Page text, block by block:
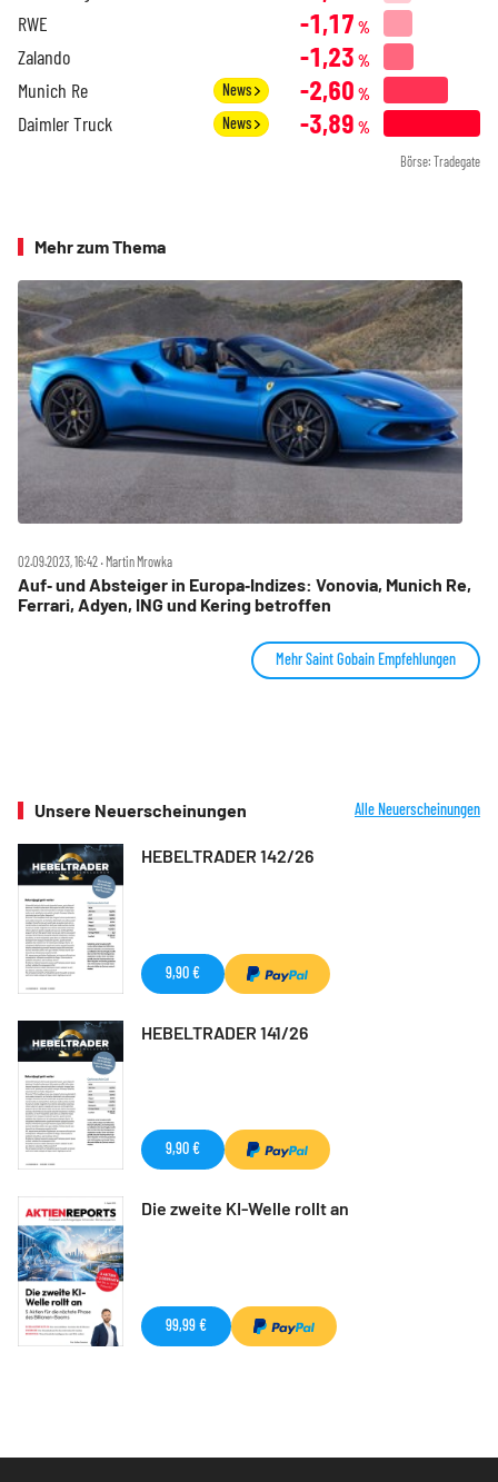
RWE -1,17 %
Zalando -1,23 %
Munich Re News -2,60 %
Daimler Truck News -3,89 %
Börse: Tradegate
Mehr zum Thema
02.09.2023, 16:42 ‧ Martin Mrowka
Auf‑ und Absteiger in Europa‑Indizes: Vonovia, Munich Re,
Ferrari, Adyen, ING und Kering betroffen
Mehr Saint Gobain Empfehlungen
Unsere Neuerscheinungen Alle Neuerscheinungen
HEBELTRADER 142/26
9,90 €
HEBELTRADER 141/26
9,90 €
Die zweite KI-Welle rollt an
99,99 €